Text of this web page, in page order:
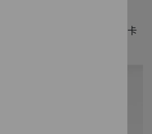
細節點綴，下擺開衩舒適不卡